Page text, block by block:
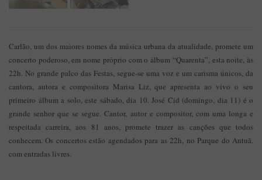
Carlão, um dos maiores nomes da música urbana da atualidade, promete um
concerto poderoso, em nome próprio com o álbum “Quarenta”, esta noite, às
22h. No grande palco das Festas, segue-se uma voz e um carisma únicos, da
cantora, autora e compositora Marisa Liz, que apresenta ao vivo o seu
primeiro álbum a solo, este sábado, dia 10. José Cid (domingo, dia 11) é o
grande senhor que se segue. Cantor, autor e compositor, com uma longa e
respeitada carreira, aos 81 anos, promete trazer as canções que todos
conhecem. Os concertos estão agendados para as 22h, no Parque do Antuã,
com entradas livres.